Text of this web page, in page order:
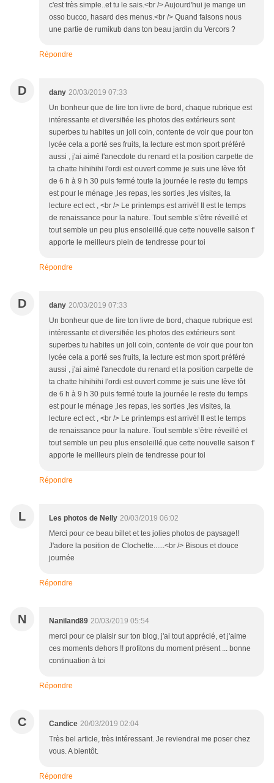
c'est très simple..et tu le sais.<br /> Aujourd'hui je mange un
osso bucco, hasard des menus.<br /> Quand faisons nous
une partie de rumikub dans ton beau jardin du Vercors ?
Répondre
D dany 20/03/2019 07:33
Un bonheur que de lire ton livre de bord, chaque rubrique est
intéressante et diversifiée les photos des extérieurs sont
superbes tu habites un joli coin, contente de voir que pour ton
lycée cela a porté ses fruits, la lecture est mon sport préféré
aussi , j'ai aimé l'anecdote du renard et la position carpette de
ta chatte hihihihi l'ordi est ouvert comme je suis une lève tôt
de 6 h à 9 h 30 puis fermé toute la journée le reste du temps
est pour le ménage ,les repas, les sorties ,les visites, la
lecture ect ect , <br /> Le printemps est arrivé! Il est le temps
de renaissance pour la nature. Tout semble s’être réveillé et
tout semble un peu plus ensoleillé.que cette nouvelle saison t'
apporte le meilleurs plein de tendresse pour toi
Répondre
D dany 20/03/2019 07:33
Un bonheur que de lire ton livre de bord, chaque rubrique est
intéressante et diversifiée les photos des extérieurs sont
superbes tu habites un joli coin, contente de voir que pour ton
lycée cela a porté ses fruits, la lecture est mon sport préféré
aussi , j'ai aimé l'anecdote du renard et la position carpette de
ta chatte hihihihi l'ordi est ouvert comme je suis une lève tôt
de 6 h à 9 h 30 puis fermé toute la journée le reste du temps
est pour le ménage ,les repas, les sorties ,les visites, la
lecture ect ect , <br /> Le printemps est arrivé! Il est le temps
de renaissance pour la nature. Tout semble s’être réveillé et
tout semble un peu plus ensoleillé.que cette nouvelle saison t'
apporte le meilleurs plein de tendresse pour toi
Répondre
L Les photos de Nelly 20/03/2019 06:02
Merci pour ce beau billet et tes jolies photos de paysage!!
J'adore la position de Clochette......<br /> Bisous et douce
journée
Répondre
N Naniland89 20/03/2019 05:54
merci pour ce plaisir sur ton blog, j'ai tout apprécié, et j'aime
ces moments dehors !! profitons du moment présent ... bonne
continuation à toi
Répondre
C Candice 20/03/2019 02:04
Très bel article, très intéressant. Je reviendrai me poser chez
vous. A bientôt.
Répondre